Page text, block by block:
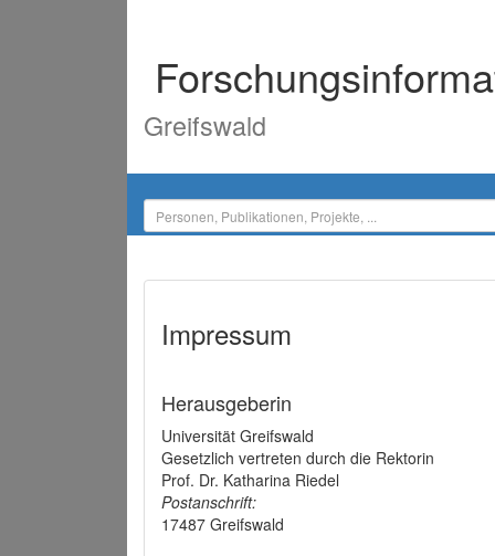
Greifswald
Impressum
Herausgeberin
Universität Greifswald
Gesetzlich vertreten durch die Rektorin
Prof. Dr. Katharina Riedel
Postanschrift:
17487 Greifswald